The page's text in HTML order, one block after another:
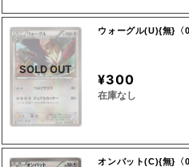
SOLD OUT
ウォーグル(U){無}〈
¥300
在庫なし
オンバット(C){無}〈